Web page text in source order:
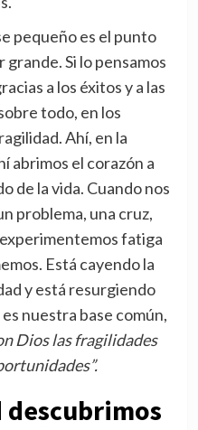
pequeño es el punto
Si lo pensamos
a los éxitos y a las
todo, en los
Ahí, en la
abrimos el corazón a
de la vida. Cuando nos
problema, una cruz,
fatiga
Está cayendo la
y está resurgiendo
nuestra base común,
Dios las fragilidades